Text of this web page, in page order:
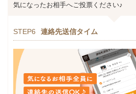
気になったお相手へご投票ください♪
STEP6 連絡先送信タイム